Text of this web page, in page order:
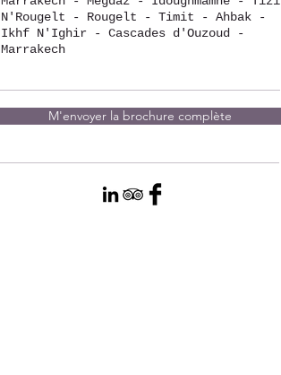
N'Rougelt - Rougelt - Timit - Ahbak -
Ikhf N'Ighir - Cascades d'Ouzoud -
Marrakech
M'envoyer la brochure complète